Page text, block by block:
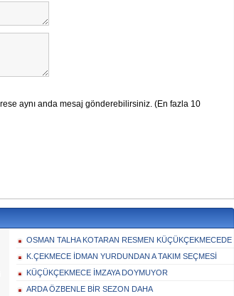
OSMAN TALHA KOTARAN RESMEN KÜÇÜKÇEKMECEDE
K.ÇEKMECE İDMAN YURDUNDAN A TAKIM SEÇMESİ
KÜÇÜKÇEKMECE İMZAYA DOYMUYOR
ARDA ÖZBENLE BİR SEZON DAHA